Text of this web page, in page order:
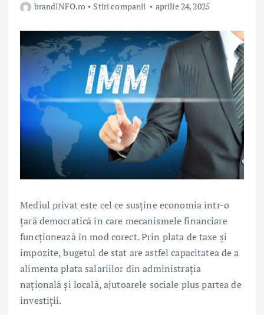
brandINFO.ro Stiri companii aprilie 24, 2025
Mediul privat este cel ce susține economia într-o
țară democratică în care mecanismele financiare
funcționează în mod corect. Prin plata de taxe și
impozite, bugetul de stat are astfel capacitatea de a
alimenta plata salariilor din administrația
națională și locală, ajutoarele sociale plus partea de
investiții.